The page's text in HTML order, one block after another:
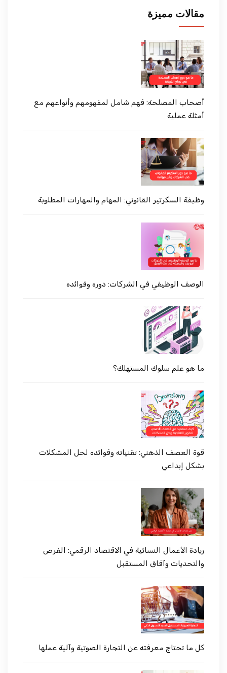
مقالات مميزة
أصحاب المصلحة: فهم شامل لمفهومهم وأنواعهم مع
أمثلة عملية
وظيفة السكرتير القانوني: المهام والمهارات المطلوبة
الوصف الوظيفي في الشركات: دوره وفوائده
ما هو علم سلوك المستهلك؟
قوة العصف الذهني: تقنياته وفوائده لحل المشكلات
بشكل إبداعي
ريادة الأعمال النسائية في الاقتصاد الرقمي: الفرص
والتحديات وآفاق المستقبل
كل ما تحتاج معرفته عن التجارة الصوتية وآلية عملها